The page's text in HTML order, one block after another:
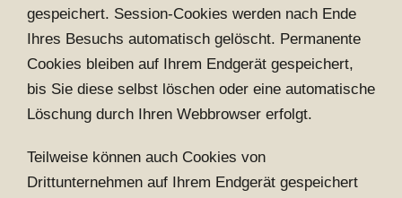
gespeichert. Session-Cookies werden nach Ende
Ihres Besuchs automatisch gelöscht. Permanente
Cookies bleiben auf Ihrem Endgerät gespeichert,
bis Sie diese selbst löschen oder eine automatische
Löschung durch Ihren Webbrowser erfolgt.
Teilweise können auch Cookies von
Drittunternehmen auf Ihrem Endgerät gespeichert